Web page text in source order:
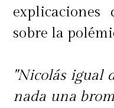
sobre la
"Nicolás igual
nada una